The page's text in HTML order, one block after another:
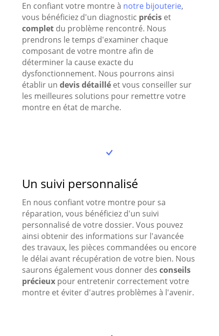
En confiant votre montre à notre bijouterie,
vous bénéficiez d'un diagnostic préciset
completdu problème rencontré. Nous
prendrons le temps d'examiner chaque
composant de votre montre afin de
déterminer la cause exacte du
dysfonctionnement. Nous pourrons ainsi
établir un devis détailléet vous conseiller sur
les meilleures solutions pour remettre votre
montre en état de marche.
Un suivi personnalisé
En nous confiant votre montre pour sa
réparation, vous bénéficiez d'un suivi
personnalisé de votre dossier. Vous pouvez
ainsi obtenir des informations sur l'avancée
des travaux, les pièces commandées ou encore
le délai avant récupération de votre bien. Nous
saurons également vous donner des conseils
précieuxpour entretenir correctement votre
montre et éviter d'autres problèmes à l'avenir.